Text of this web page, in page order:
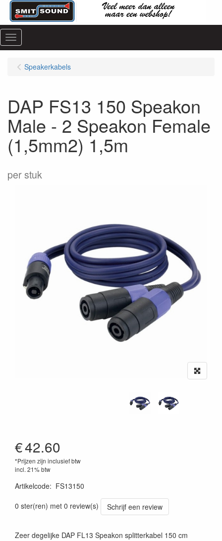
Menu
Speakerkabels
DAP FS13 150 Speakon
Male - 2 Speakon Female
(1,5mm2) 1,5m
per stuk
€42.60
*Prijzen zijn inclusief btw
incl. 21% btw
Artikelcode: FS13150
0 ster(ren) met 0 review(s)
Schrijf een review
Zeer degelijke DAP FL13 Speakon splitterkabel 150 cm